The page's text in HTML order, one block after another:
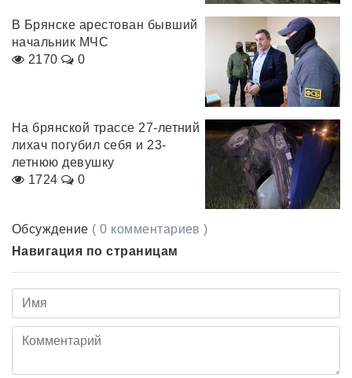
В Брянске арестован бывший
начальник МЧС
2170
0
На брянской трассе 27-летний
лихач погубил себя и 23-
летнюю девушку
1724
0
Обсуждение ( 0 комментариев )
Навигация по страницам